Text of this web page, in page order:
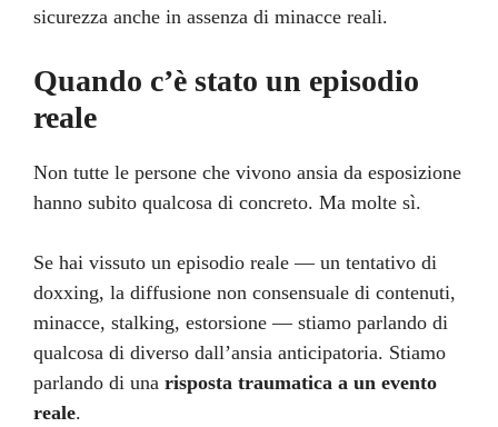
sicurezza anche in assenza di minacce reali.
Quando c’è stato un episodio
reale
Non tutte le persone che vivono ansia da esposizione
hanno subito qualcosa di concreto. Ma molte sì.
Se hai vissuto un episodio reale — un tentativo di
doxxing, la diffusione non consensuale di contenuti,
minacce, stalking, estorsione — stiamo parlando di
qualcosa di diverso dall’ansia anticipatoria. Stiamo
parlando di una risposta traumatica a un evento
reale.